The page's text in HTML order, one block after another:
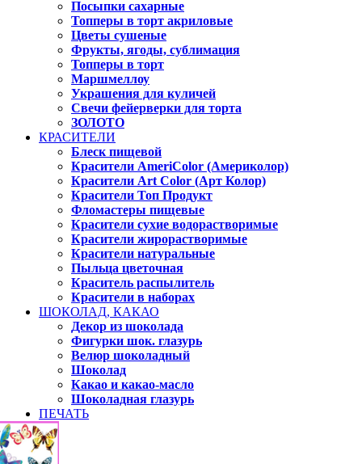
Посыпки сахарные
Топперы в торт акриловые
Цветы сушеные
Фрукты, ягоды, сублимация
Топперы в торт
Маршмеллоу
Украшения для куличей
Свечи фейерверки для торта
ЗОЛОТО
КРАСИТЕЛИ
Блеск пищевой
Красители AmeriColor (Америколор)
Красители Art Color (Арт Колор)
Красители Топ Продукт
Фломастеры пищевые
Красители сухие водорастворимые
Красители жирорастворимые
Красители натуральные
Пыльца цветочная
Краситель распылитель
Красители в наборах
ШОКОЛАД, КАКАО
Декор из шоколада
Фигурки шок. глазурь
Велюр шоколадный
Шоколад
Какао и какао-масло
Шоколадная глазурь
ПЕЧАТЬ